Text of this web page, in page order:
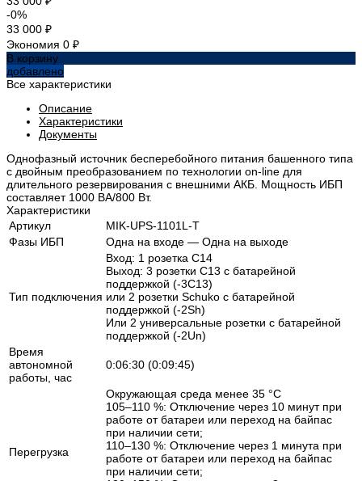
-0%
33 000 ₽
Экономия 0 ₽
В корзину
добавлено
Все характеристики
Описание
Характеристики
Документы
Однофазный источник бесперебойного питания башенного типа
с двойным преобразованием по технологии on-line для
длительного резервирования с внешними АКБ. Мощность ИБП
составляет 1000 ВА/800 Вт.
Характеристики
Артикул
MIK-UPS-1101L-T
Фазы ИБП
Одна на входе — Одна на выходе
Тип подключения
Вход: 1 розетка C14
Выход: 3 розетки C13 с батарейной
поддержкой (-3C13)
или 2 розетки Schuko с батарейной
поддержкой (-2Sh)
Или 2 универсальные розетки с батарейной
поддержкой (-2Un)
Время
автономной
работы, час
0:06:30 (0:09:45)
Перегрузка
Окружающая среда менее 35 °C
105–110 %: Отключение через 10 минут при
работе от батареи или переход на байпас
при наличии сети;
110–130 %: Отключение через 1 минута при
работе от батареи или переход на байпас
при наличии сети;